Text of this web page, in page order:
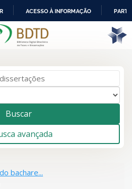
IR
PARA
ACESSO À INFORMAÇÃO
Buscar
avançada
bachare...